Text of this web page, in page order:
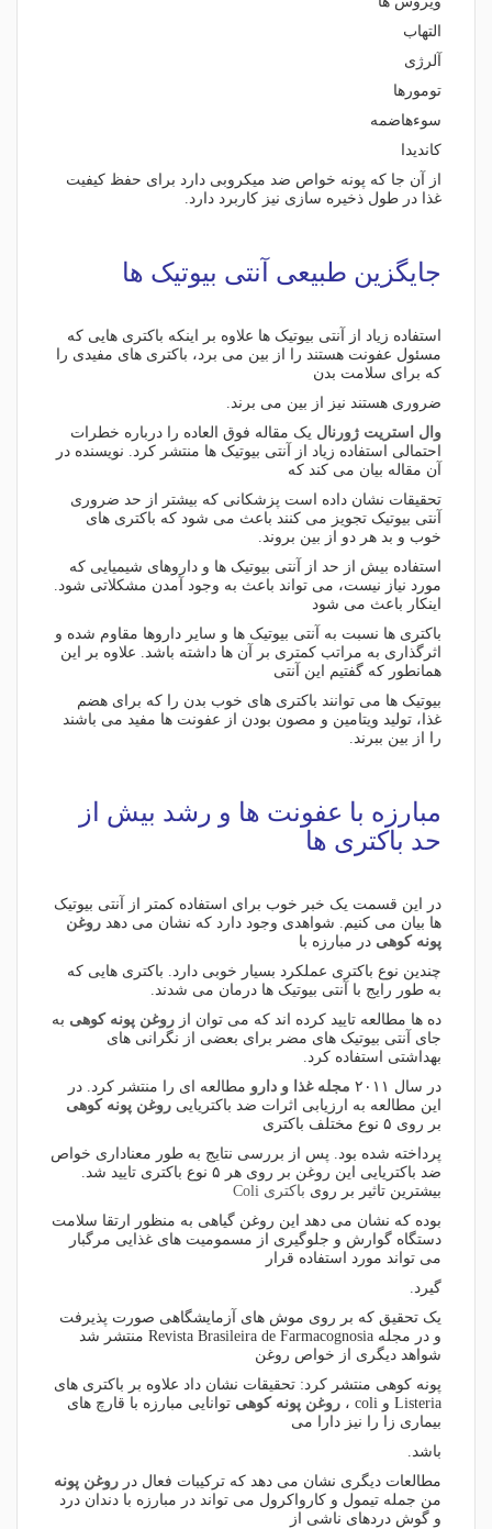
التهاب
آلرژی
تومورها
سوءهاضمه
کاندیدا
از آن جا که پونه خواص ضد میکروبی دارد برای حفظ کیفیت
غذا در طول ذخیره سازی نیز کاربرد دارد.
جایگزین طبیعی آنتی بیوتیک ها
استفاده زیاد از آنتی بیوتیک ها علاوه بر اینکه باکتری هایی که
مسئول عفونت هستند را از بین می برد، باکتری های مفیدی را
که برای سلامت بدن
ضروری هستند نیز از بین می برند.
وال استریت ژورنال یک مقاله فوق العاده را درباره خطرات
احتمالی استفاده زیاد از آنتی بیوتیک ها منتشر کرد. نویسنده در
آن مقاله بیان می کند که
تحقیقات نشان داده است پزشکانی که بیشتر از حد ضروری
آنتی بیوتیک تجویز می کنند باعث می شود که باکتری های
خوب و بد هر دو از بین بروند.
استفاده بیش از حد از آنتی بیوتیک ها و داروهای شیمیایی که
مورد نیاز نیست، می تواند باعث به وجود آمدن مشکلاتی شود.
اینکار باعث می شود
باکتری ها نسبت به آنتی بیوتیک ها و سایر داروها مقاوم شده و
اثرگذاری به مراتب کمتری بر آن ها داشته باشد. علاوه بر این
همانطور که گفتیم این آنتی
بیوتیک ها می توانند باکتری های خوب بدن را که برای هضم
غذا، تولید ویتامین و مصون بودن از عفونت ها مفید می باشند
را از بین ببرند.
مبارزه با عفونت ها و رشد بیش از
حد باکتری ها
در این قسمت یک خبر خوب برای استفاده کمتر از آنتی بیوتیک
ها بیان می کنیم. شواهدی وجود دارد که نشان می دهد روغن
پونه کوهی در مبارزه با
چندین نوع باکتری عملکرد بسیار خوبی دارد. باکتری هایی که
به طور رایج با آنتی بیوتیک ها درمان می شدند.
ده ها مطالعه تایید کرده اند که می توان از روغن پونه کوهی به
جای آنتی بیوتیک های مضر برای بعضی از نگرانی های
بهداشتی استفاده کرد.
در سال ۲۰۱۱
مجله غذا و دارو مطالعه ای را منتشر کرد. در
این مطالعه به ارزیابی اثرات ضد باکتریایی روغن پونه کوهی
بر روی ۵ نوع مختلف باکتری
پرداخته شده بود. پس از بررسی نتایج به طور معناداری خواص
ضد باکتریایی این روغن بر روی هر ۵ نوع باکتری تایید شد.
بیشترین تاثیر بر روی باکتری Coli
بوده که نشان می دهد این روغن گیاهی به منظور ارتقا سلامت
دستگاه گوارش و جلوگیری از مسمومیت های غذایی مرگبار
می تواند مورد استفاده قرار
گیرد.
یک تحقیق که بر روی موش های آزمایشگاهی صورت پذیرفت
و در مجله Revista Brasileira de Farmacognosia منتشر شد
شواهد دیگری از خواص روغن
پونه کوهی منتشر کرد: تحقیقات نشان داد علاوه بر باکتری های
Listeria و coli ،
روغن پونه کوهی توانایی مبارزه با قارچ های
بیماری زا را نیز دارا می
باشد.
مطالعات دیگری نشان می دهد که ترکیبات فعال در روغن پونه
من جمله تیمول و کارواکرول می تواند در مبارزه با دندان درد
و گوش دردهای ناشی از